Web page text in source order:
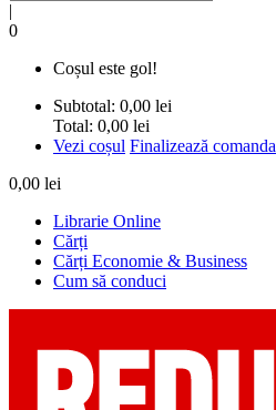
|
0
Coșul este gol!
Subtotal: 0,00 lei
Total: 0,00 lei
Vezi coșul Finalizează comanda
0,00 lei
Librarie Online
Cărți
Cărți Economie & Business
Cum să conduci